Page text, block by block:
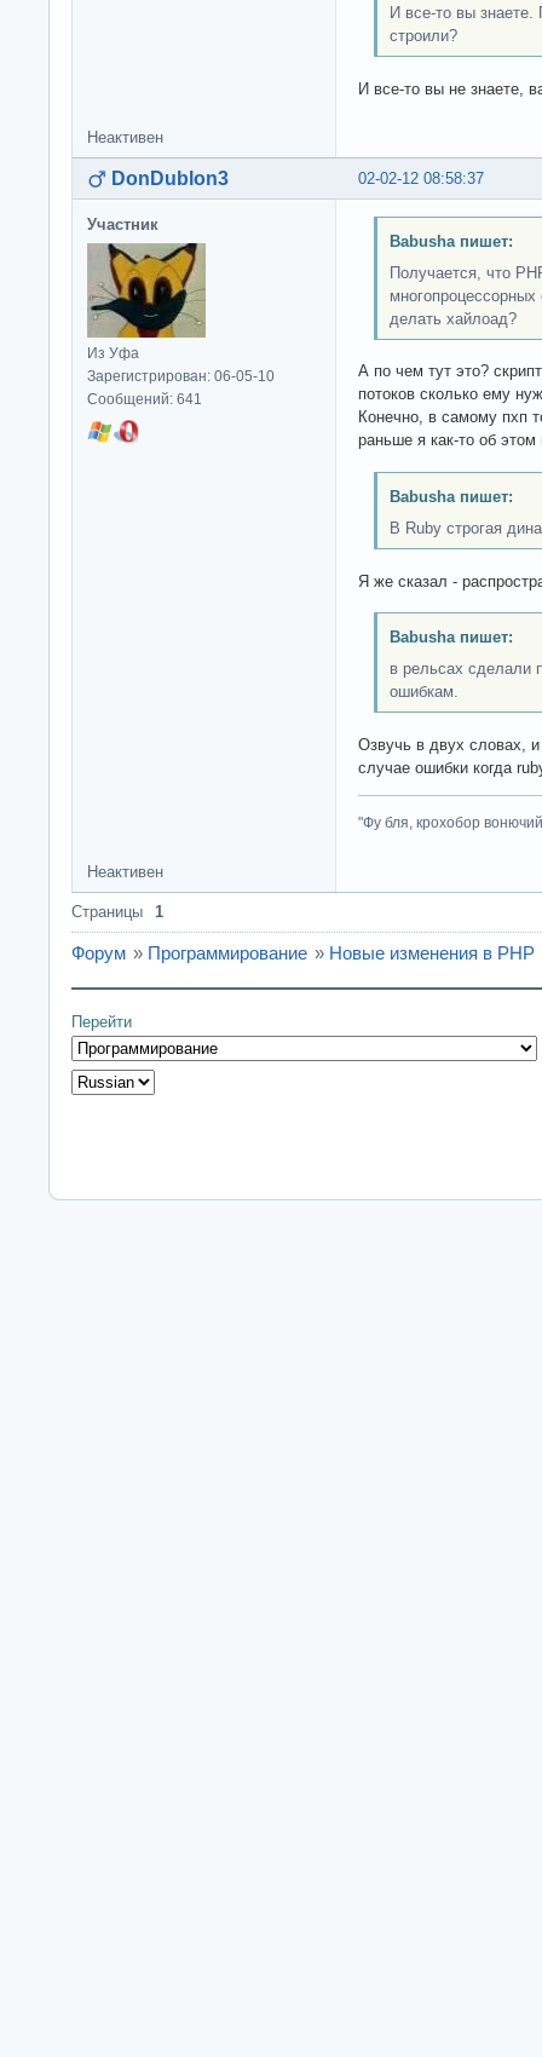
И все-то вы знаете.
строили?
И все-то вы не знаете,
Неактивен
02-02-12 08:58:37
DonDublon3
Участник
Из Уфа
Зарегистрирован: 06-05-10
Сообщений: 641
Babusha пишет:
Получается, что
делать хайлоад?
А по чем тут это?
потоков сколько ему
Конечно, в самому пхп
раньше я как-то об
Babusha пишет:
В Ruby строгая
Я же сказал -
Babusha пишет:
в рельсах сделали
ошибкам.
Озвучь в двух словах,
случае ошибки когда
"Фу бля, крохобор
Неактивен
Страницы 1
Форум » Программирование » Новые изменения в PHP
Перейти